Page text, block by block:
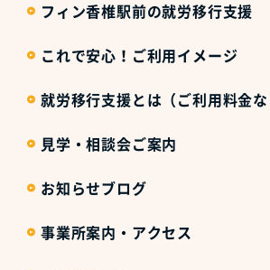
フィン香椎駅前の就労移行支援
これで安心！ご利用イメージ
就労移行支援とは（ご利用料金な
見学・相談会ご案内
お知らせブログ
事業所案内・アクセス